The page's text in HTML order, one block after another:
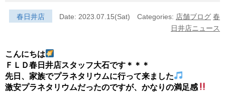
春日井店 Date: 2023.07.15(Sat) Categories: 店舗ブログ 春
日井店ニュース
こんにちは
ＦＬＤ春日井店スタッフ大石です＊＊＊
先日、家族でプラネタリウムに行って来ました
激安プラネタリウムだったのですが、かなりの満足感